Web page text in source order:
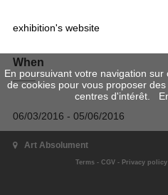
exhibition's website
When
06/03/2016 - 05/06/2016
Where
Art Absolument
Terms- CGV- Privacy policy
En poursuivant votre navigation
de cookies pour vous proposer
centres d'intérêt.